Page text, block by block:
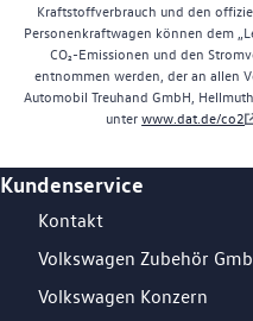
Kraftstoffverbrauch und den
Personenkraftwagen können dem
CO₂-Emissionen und den
entnommen werden, der an allen
Automobil Treuhand GmbH,
unterwww.dat.de/co2
Footer Teaser
Kundenservice
Kontakt
Volkswagen Zubehör
Volkswagen Konzern